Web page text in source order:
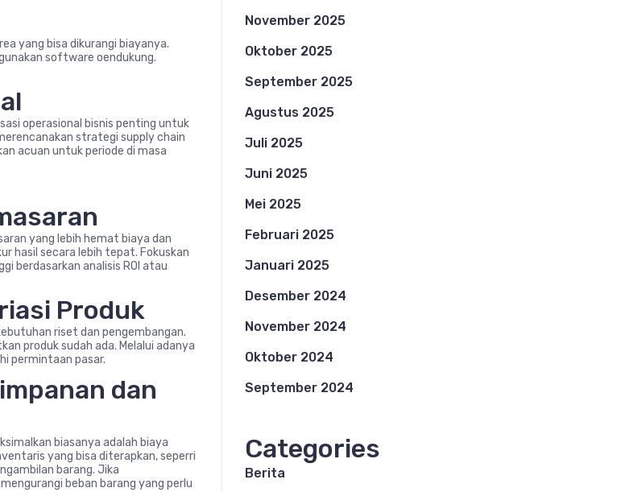
yang bisa dikurangi biayanya.
software oendukung.
operasional bisnis penting untuk
strategi supply chain
acuan untuk periode di masa
yang lebih hemat biaya dan
hasil secara lebih tepat. Fokuskan
berdasarkan analisis ROI atau
Produk
riset dan pengembangan.
produk sudah ada. Melalui adanya
permintaan pasar.
dan
biasanya adalah biaya
yang bisa diterapkan, seperri
barang. Jika
beban barang yang perlu
November 2025
Oktober 2025
September 2025
Agustus 2025
Juli 2025
Juni 2025
Mei 2025
Februari 2025
Januari 2025
Desember 2024
November 2024
Oktober 2024
September 2024
Categories
Berita